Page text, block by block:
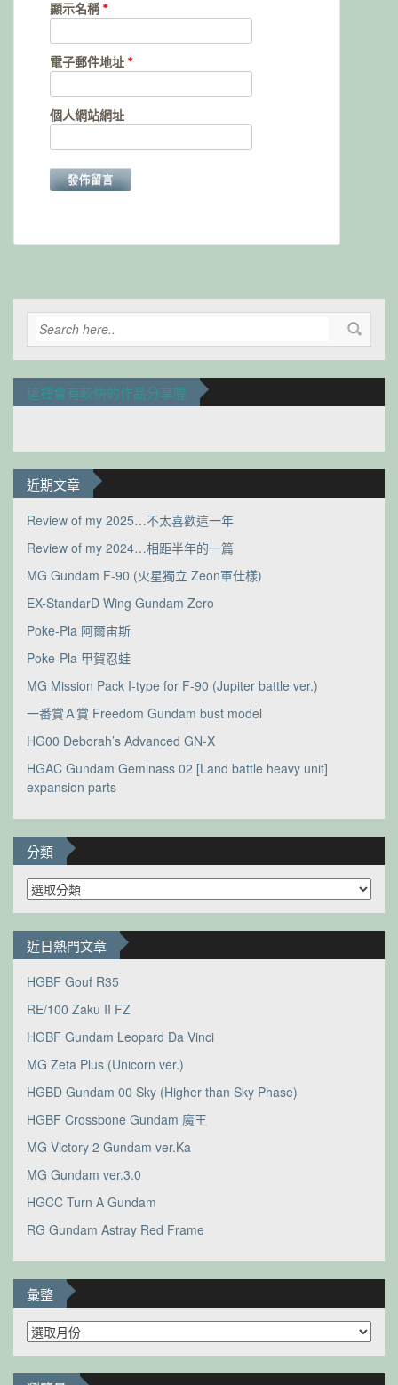
顯示名稱*
電子郵件地址 *
個人網站網址
這裡會有較快的作品分享喔
近期文章
Review of my 2025…不太喜歡這一年
Review of my 2024…相距半年的一篇
MG Gundam F-90 (火星獨立 Zeon軍仕樣)
EX-StandarD Wing Gundam Zero
Poke-Pla 阿爾宙斯
Poke-Pla 甲賀忍蛙
MG Mission Pack I-type for F-90 (Jupiter battle ver.)
一番賞Ａ賞 Freedom Gundam bust model
HG00 Deborah’s Advanced GN-X
HGAC Gundam Geminass 02 [Land battle heavy unit]
expansion parts
分類
分
類
近日熱門文章
HGBF Gouf R35
RE/100 Zaku II FZ
HGBF Gundam Leopard Da Vinci
MG Zeta Plus (Unicorn ver.)
HGBD Gundam 00 Sky (Higher than Sky Phase)
HGBF Crossbone Gundam 魔王
MG Victory 2 Gundam ver.Ka
MG Gundam ver.3.0
HGCC Turn A Gundam
RG Gundam Astray Red Frame
彙整
彙
整